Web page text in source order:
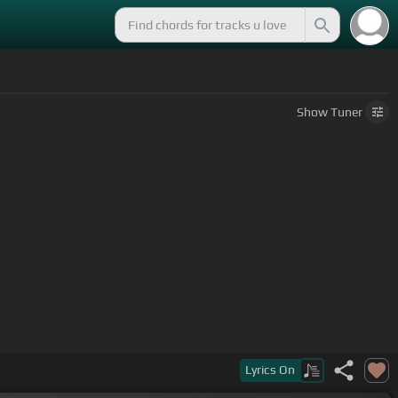
ShowTuner
Lyrics On